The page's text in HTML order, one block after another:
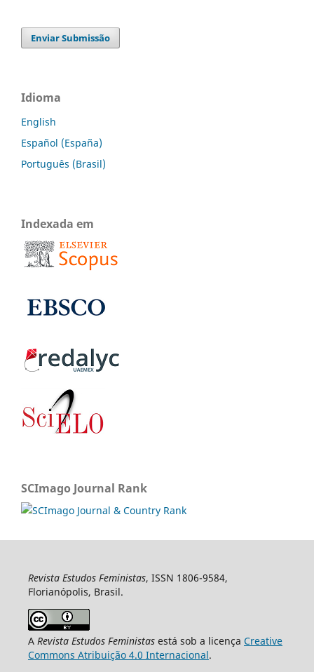
Enviar Submissão
Idioma
English
Español (España)
Português (Brasil)
Indexada em
SCImago Journal Rank
Revista Estudos Feministas, ISSN 1806-9584,
Florianópolis, Brasil.
A Revista Estudos Feministasestá sob a licença Creative
Commons Atribuição 4.0 Internacional.